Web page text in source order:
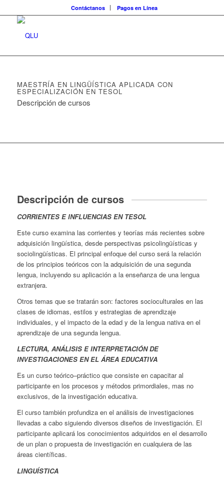
Contáctanos Pagos en Línea
MAESTRÍA EN LINGÜÍSTICA APLICADA CON
ESPECIALIZACIÓN EN TESOL
Descripción de cursos
Descripción de cursos
CORRIENTES E INFLUENCIAS EN TESOL
Este curso examina las corrientes y teorías más recientes sobre
adquisición lingüística, desde perspectivas psicolingüísticas y
sociolingüísticas. El principal enfoque del curso será la relación
de los principios teóricos con la adquisición de una segunda
lengua, incluyendo su aplicación a la enseñanza de una lengua
extranjera.
Otros temas que se tratarán son: factores socioculturales en las
clases de idiomas, estilos y estrategias de aprendizaje
individuales, y el impacto de la edad y de la lengua nativa en el
aprendizaje de una segunda lengua.
LECTURA, ANÁLISIS E INTERPRETACIÓN DE
INVESTIGACIONES EN EL ÁREA EDUCATIVA
Es un curso teórico–práctico que consiste en capacitar al
participante en los procesos y métodos primordiales, mas no
exclusivos, de la investigación educativa.
El curso también profundiza en el análisis de investigaciones
llevadas a cabo siguiendo diversos diseños de investigación. El
participante aplicará los conocimientos adquiridos en el desarrollo
de un plan o propuesta de investigación en cualquiera de las
áreas científicas.
LINGUÍSTICA